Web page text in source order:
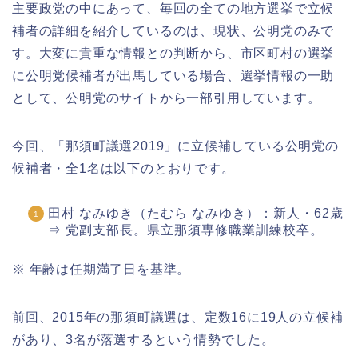
主要政党の中にあって、毎回の全ての地方選挙で立候
補者の詳細を紹介しているのは、現状、公明党のみで
す。大変に貴重な情報との判断から、市区町村の選挙
に公明党候補者が出馬している場合、選挙情報の一助
として、公明党のサイトから一部引用しています。
今回、「那須町議選2019」に立候補している公明党の
候補者・全1名は以下のとおりです。
田村 なみゆき（たむら なみゆき）：新人・62歳
⇒ 党副支部長。県立那須専修職業訓練校卒。
※ 年齢は任期満了日を基準。
前回、2015年の那須町議選は、定数16に19人の立候補
があり、3名が落選するという情勢でした。